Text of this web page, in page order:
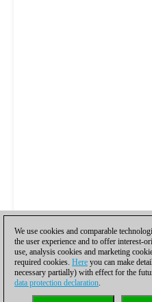
We use cookies and comparable
the user experience and to offer interest-
use, analysis cookies and marketing
required cookies. Here you can make
necessary partially) with effect for the
data protection declaration.